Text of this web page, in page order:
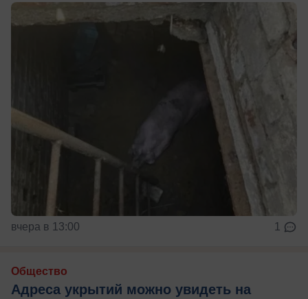
вчера в 13:00 1
Общество
Адреса укрытий можно увидеть на